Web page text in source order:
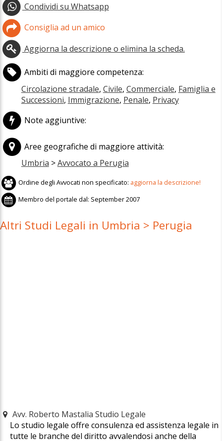
Condividi su Whatsapp
Consiglia ad un amico
Aggiorna la descrizione o elimina la scheda.
Ambiti di maggiore competenza:
Circolazione stradale, Civile, Commerciale, Famiglia e
Successioni, Immigrazione, Penale, Privacy
Note aggiuntive:
Aree geografiche di maggiore attività:
Umbria >Avvocato a Perugia
Ordine degli Avvocati non specificato: aggiorna la descrizione!
Membro del portale dal: September 2007
Altri Studi Legali in Umbria > Perugia
Avv. Roberto Mastalia Studio Legale
Lo studio legale offre consulenza ed assistenza legale in
tutte le branche del diritto avvalendosi anche della